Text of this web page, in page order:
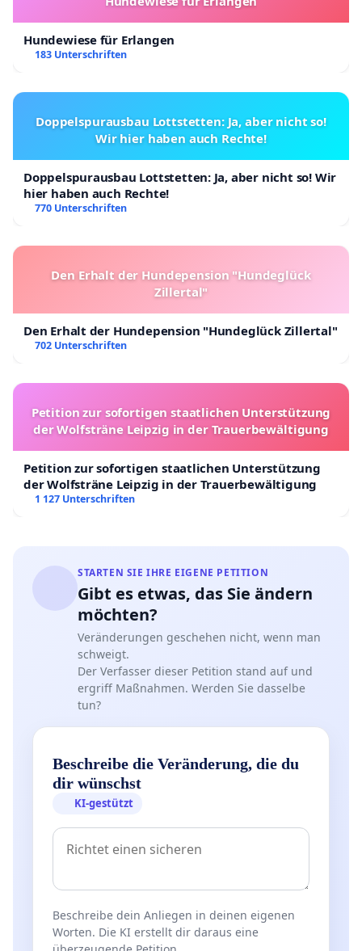
Hundewiese für Erlangen
183 Unterschriften
Doppelspurausbau Lottstetten: Ja, aber nicht so!
Wir hier haben auch Rechte!
Doppelspurausbau Lottstetten: Ja, aber nicht so! Wir
hier haben auch Rechte!
770 Unterschriften
Den Erhalt der Hundepension "Hundeglück
Zillertal"
Den Erhalt der Hundepension "Hundeglück Zillertal"
702 Unterschriften
Petition zur sofortigen staatlichen Unterstützung
der Wolfsträne Leipzig in der Trauerbewältigung
Petition zur sofortigen staatlichen Unterstützung
der Wolfsträne Leipzig in der Trauerbewältigung
1 127 Unterschriften
STARTEN SIE IHRE EIGENE PETITION
Gibt es etwas, das Sie ändern
möchten?
Veränderungen geschehen nicht, wenn man
schweigt.
Der Verfasser dieser Petition stand auf und
ergriff Maßnahmen. Werden Sie dasselbe
tun?
Beschreibe die Veränderung, die du
dir wünschst
KI-gestützt
Beschreibe dein Anliegen in deinen eigenen
Worten. Die KI erstellt dir daraus eine